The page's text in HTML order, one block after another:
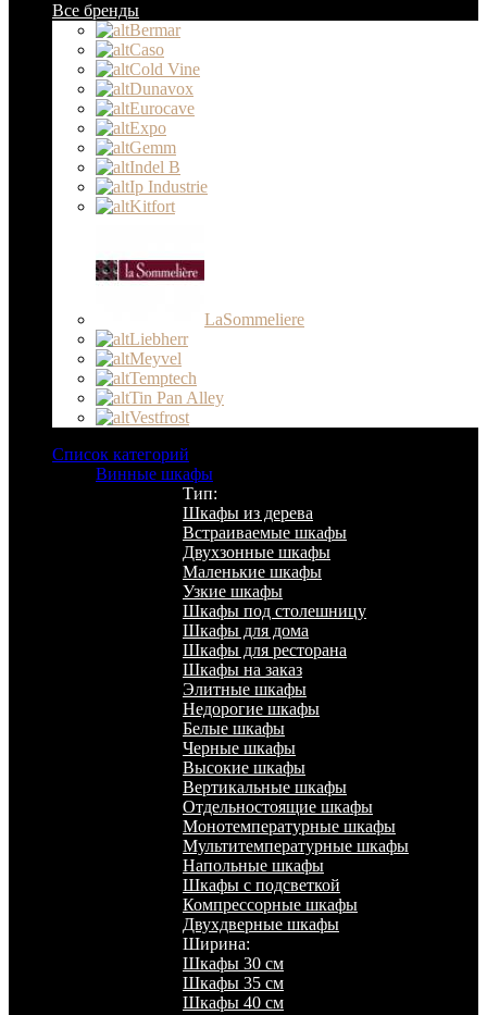
Все бренды
Bermar
Caso
Cold Vine
Dunavox
Eurocave
Expo
Gemm
Indel B
Ip Industrie
Kitfort
LaSommeliere
Liebherr
Meyvel
Temptech
Tin Pan Alley
Vestfrost
Список категорий
Винные шкафы
Тип:
Шкафы из дерева
Встраиваемые шкафы
Двухзонные шкафы
Маленькие шкафы
Узкие шкафы
Шкафы под столешницу
Шкафы для дома
Шкафы для ресторана
Шкафы на заказ
Элитные шкафы
Недорогие шкафы
Белые шкафы
Черные шкафы
Высокие шкафы
Вертикальные шкафы
Отдельностоящие шкафы
Монотемпературные шкафы
Мультитемпературные шкафы
Напольные шкафы
Шкафы с подсветкой
Компрессорные шкафы
Двухдверные шкафы
Ширина:
Шкафы 30 см
Шкафы 35 см
Шкафы 40 см